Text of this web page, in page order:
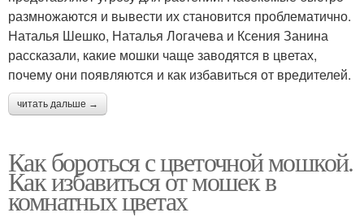
размножаются и вывести их становится проблематично.
Наталья Шешко, Наталья Логачева и Ксения Занина
рассказали, какие мошки чаще заводятся в цветах,
почему они появляются и как избавиться от вредителей.
читать дальше →
Как бороться с цветочной мошкой.
Как избавиться от мошек в
комнатных цветах